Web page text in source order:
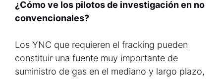
¿Cómo ve los pilotos de investigación en no
convencionales?
Los YNC que requieren el fracking pueden
constituir una fuente muy importante de
suministro de gas en el mediano y largo plazo,